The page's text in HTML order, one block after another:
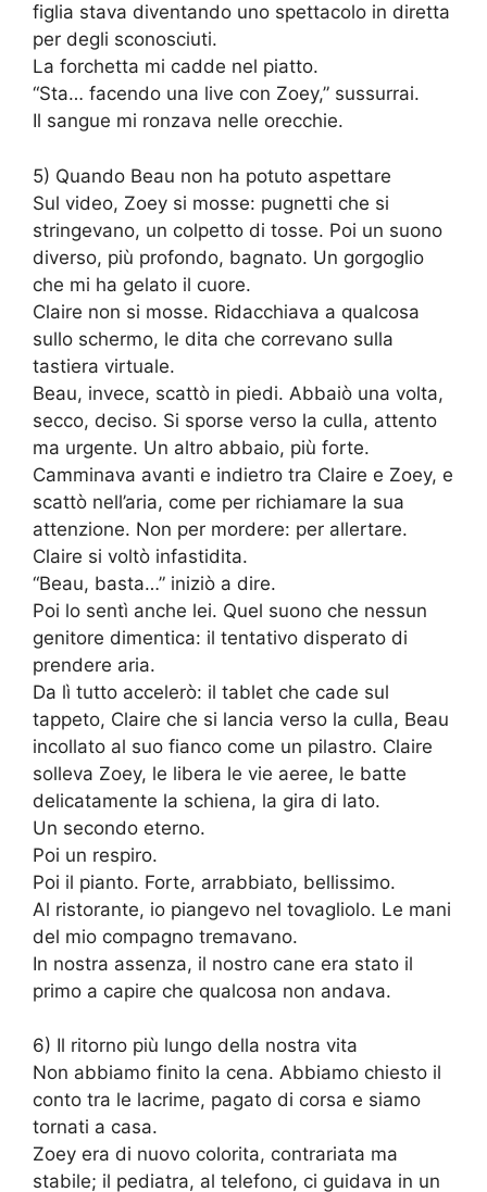
figlia stava diventando uno spettacolo in diretta
per degli sconosciuti.
La forchetta mi cadde nel piatto.
“Sta… facendo una live con Zoey,” sussurrai.
Il sangue mi ronzava nelle orecchie.
5) Quando Beau non ha potuto aspettare
Sul video, Zoey si mosse: pugnetti che si
stringevano, un colpetto di tosse. Poi un suono
diverso, più profondo, bagnato. Un gorgoglio
che mi ha gelato il cuore.
Claire non si mosse. Ridacchiava a qualcosa
sullo schermo, le dita che correvano sulla
tastiera virtuale.
Beau, invece, scattò in piedi. Abbaiò una volta,
secco, deciso. Si sporse verso la culla, attento
ma urgente. Un altro abbaio, più forte.
Camminava avanti e indietro tra Claire e Zoey, e
scattò nell’aria, come per richiamare la sua
attenzione. Non per mordere: per allertare.
Claire si voltò infastidita.
“Beau, basta…” iniziò a dire.
Poi lo sentì anche lei. Quel suono che nessun
genitore dimentica: il tentativo disperato di
prendere aria.
Da lì tutto accelerò: il tablet che cade sul
tappeto, Claire che si lancia verso la culla, Beau
incollato al suo fianco come un pilastro. Claire
solleva Zoey, le libera le vie aeree, le batte
delicatamente la schiena, la gira di lato.
Un secondo eterno.
Poi un respiro.
Poi il pianto. Forte, arrabbiato, bellissimo.
Al ristorante, io piangevo nel tovagliolo. Le mani
del mio compagno tremavano.
In nostra assenza, il nostro cane era stato il
primo a capire che qualcosa non andava.
6) Il ritorno più lungo della nostra vita
Non abbiamo finito la cena. Abbiamo chiesto il
conto tra le lacrime, pagato di corsa e siamo
tornati a casa.
Zoey era di nuovo colorita, contrariata ma
stabile; il pediatra, al telefono, ci guidava in un